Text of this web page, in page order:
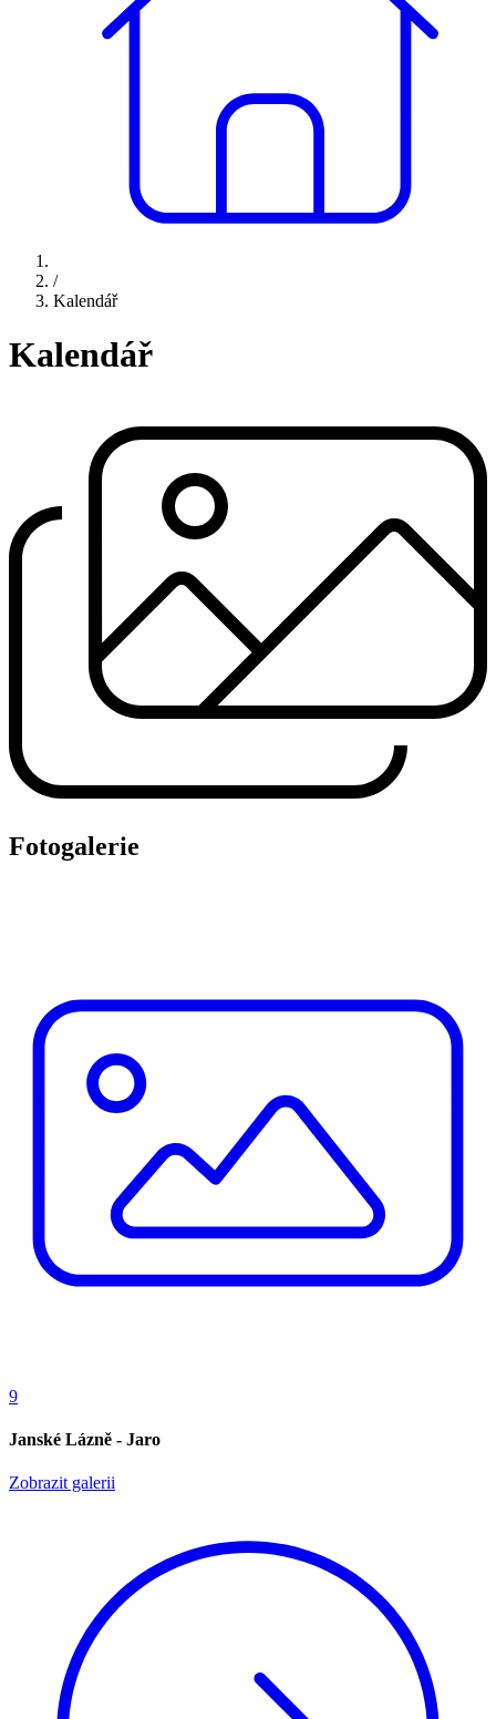
/
Kalendář
Kalendář
Fotogalerie
9
Janské Lázně - Jaro
Zobrazit galerii